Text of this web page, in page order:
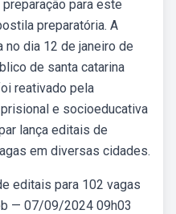
para este
preparatória. A
dia 12 de janeiro de
de santa catarina
reativado pela
e socioeducativa
lança editais de
em diversas cidades.
editais para 102 vagas
— 07/09/2024 09h03